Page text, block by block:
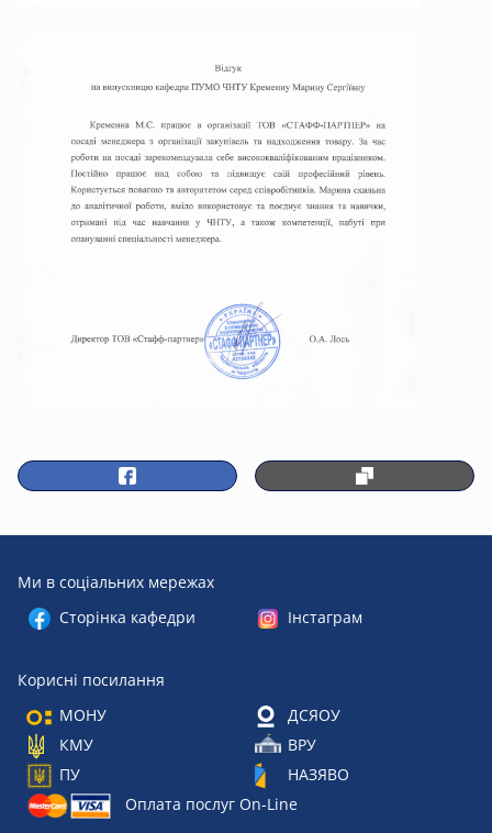
Ми в соціальних мережах
Сторінка кафедри
Інстаграм
Корисні посилання
МОНУ
ДСЯОУ
КМУ
ВРУ
ПУ
НАЗЯВО
Оплата послуг On-Line